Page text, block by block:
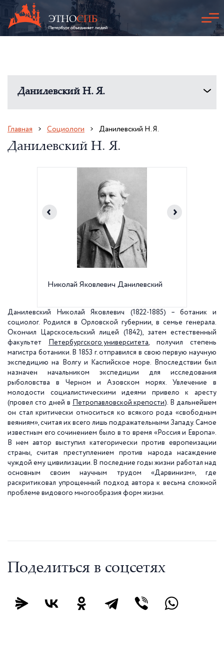
Данилевский Н. Я.
Главная Социологи Данилевский Н. Я.
Данилевский Н. Я.
Николай Яковлевич Данилевский
Данилевский Николай Яковлевич (1822-1885) – ботаник и
социолог. Родился в Орловской губернии, в семье генерала.
Окончил Царскосельский лицей (1842), затем естественный
факультет
Петербургского университета, получил степень
магистра ботаники. В 1853 г. отправился в свою первую научную
экспедицию на Волгу и Каспийское море. Впоследствии был
назначен начальником экспедиции для исследования
рыболовства в Черном и Азовском морях. Увлечение в
молодости социалистическими идеями привело к аресту
(провел сто дней в Петропавловской крепости). В дальнейшем
он стал критически относиться ко всякого рода «свободным
веяниям», считая их всего лишь подражательными Западу. Самое
известным его сочинением было в то время «Россия и Европа».
В нем автор выступил категорически против европеизации
страны, считая преступлением против народа насаждение
чуждой ему цивилизации. В последние годы жизни работал над
основным своим научным трудом «Дарвинизм», где
раскритиковал упрощенный подход автора к весьма сложной
проблеме видового многообразия форм жизни.
Поделиться в соцсетях